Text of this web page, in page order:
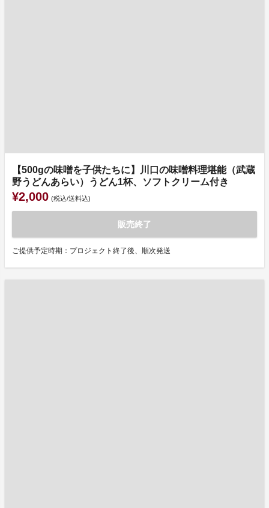
【500gの味噌を子供たちに】川口の味噌料理堪能（武蔵
野うどんあらい）うどん1杯、ソフトクリーム付き
¥2,000 (税込/送料込)
販売終了
ご提供予定時期：プロジェクト終了後、順次発送